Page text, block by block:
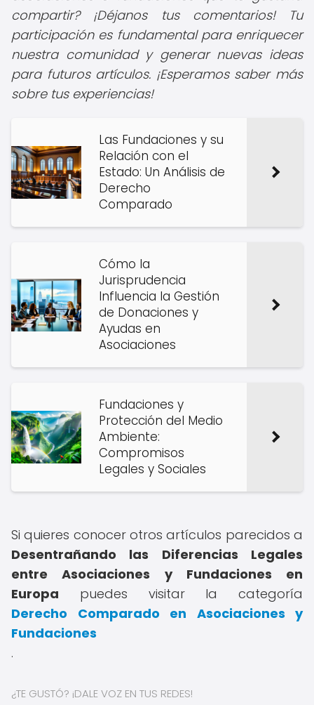
compartir? ¡Déjanos tus comentarios! Tu
participación es fundamental para enriquecer
nuestra comunidad y generar nuevas ideas
para futuros artículos. ¡Esperamos saber más
sobre tus experiencias!
Las Fundaciones y su
Relación con el
Estado: Un Análisis de
Derecho
Comparado
Cómo la
Jurisprudencia
Influencia la Gestión
de Donaciones y
Ayudas en
Asociaciones
Fundaciones y
Protección del Medio
Ambiente:
Compromisos
Legales y Sociales
Si quieres conocer otros artículos parecidos a
Desentrañando las Diferencias Legales
entre Asociaciones y Fundaciones en
Europa puedes visitar la categoría
Derecho Comparado en Asociaciones y
Fundaciones
.
¿TE GUSTÓ? ¡DALE VOZ EN TUS REDES!